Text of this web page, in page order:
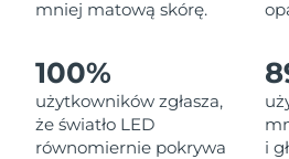
mniej matową skórę.
100%
użytkowników zgłasza,
że światło LED
równomiernie pokrywa
i
Arabia Saudyjska
Singapur
Słowacja